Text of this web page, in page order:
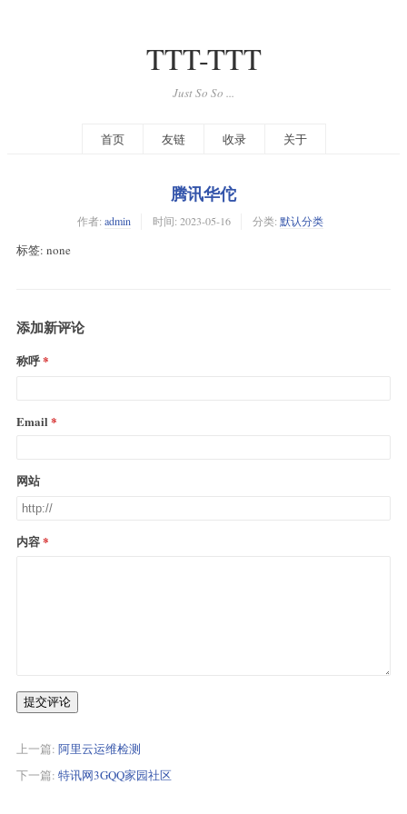
TTT-TTT
Just So So ...
首页 友链 收录 关于
腾讯华佗
作者: admin 时间: 2023-05-16 分类: 默认分类
标签: none
添加新评论
称呼
Email
网站
内容
提交评论
上一篇: 阿里云运维检测
下一篇: 特讯网3GQQ家园社区